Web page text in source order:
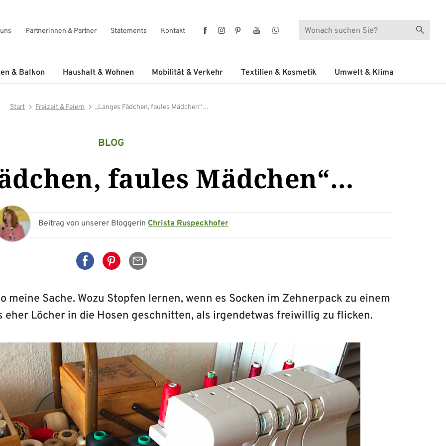
Partnerinnen & Partner Statements Kontakt Facebook
Instagram
Pinterest
YouTubeWhatsApp
Suche Suche
& Balkon Haushalt & Wohnen Mobilität & Verkehr Textilien & Kosmetik Umwelt & Klima
Start Freizeit & Feiern „Langes Fädchen, faules Mädchen“…
BLOG
faules Mädchen“…
Beitrag von unserer Bloggerin Christa Ruspeckhofer
Auf Facebook teilen
Auf Pinterest teilen
Per Mail senden
meine Sache. Wozu Stopfen lernen, wenn es Socken im Zehnerpack zu einem
eher Löcher in die Hosen geschnitten, als irgendetwas freiwillig zu flicken.